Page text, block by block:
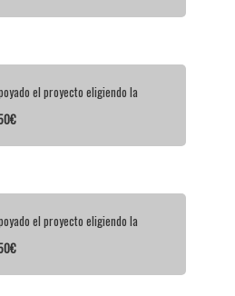
el proyecto eligiendo la
el proyecto eligiendo la